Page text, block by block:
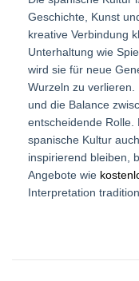
Geschichte, Kunst
kreative Verbindung
Unterhaltung wie
wird sie für neue
Wurzeln zu verlieren.
und die Balance
entscheidende Rolle.
spanische Kultur
inspirierend bleiben,
Angebote wie
Interpretation